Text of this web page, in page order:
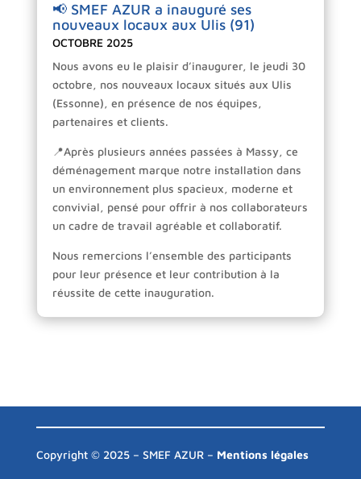
📢 SMEF AZUR a inauguré ses
nouveaux locaux aux Ulis (91)
OCTOBRE 2025
Nous avons eu le plaisir d’inaugurer, le jeudi 30
octobre, nos nouveaux locaux situés aux Ulis
(Essonne), en présence de nos équipes,
partenaires et clients.
📍Après plusieurs années passées à Massy, ce
déménagement marque notre installation dans
un environnement plus spacieux, moderne et
convivial, pensé pour offrir à nos collaborateurs
un cadre de travail agréable et collaboratif.
Nous remercions l’ensemble des participants
pour leur présence et leur contribution à la
réussite de cette inauguration.
Copyright © 2025 – SMEF AZUR – Mentions légales